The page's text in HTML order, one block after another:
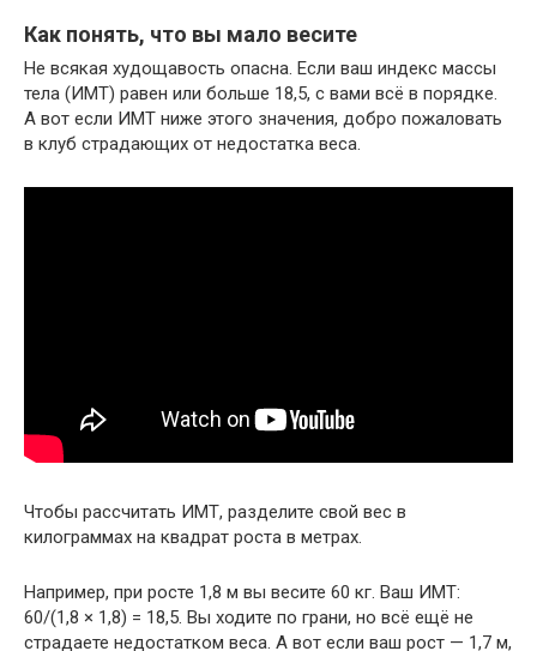
Как понять, что вы мало весите
Не всякая худощавость опасна. Если ваш индекс массы
тела (ИМТ) равен или больше 18,5, с вами всё в порядке.
А вот если ИМТ ниже этого значения, добро пожаловать
в клуб страдающих от недостатка веса.
Чтобы рассчитать ИМТ, разделите свой вес в
килограммах на квадрат роста в метрах.
Например, при росте 1,8 м вы весите 60 кг. Ваш ИМТ:
60/(1,8 × 1,8) = 18,5. Вы ходите по грани, но всё ещё не
страдаете недостатком веса. А вот если ваш рост — 1,7 м,